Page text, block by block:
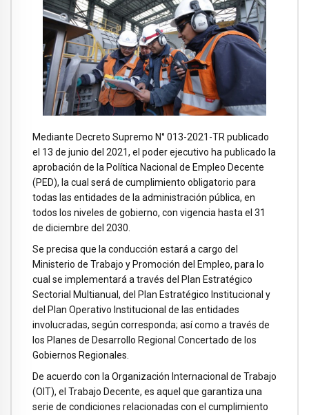
Mediante Decreto Supremo N° 013-2021-TR publicado
el 13 de junio del 2021, el poder ejecutivo ha publicado la
aprobación de la Política Nacional de Empleo Decente
(PED), la cual será de cumplimiento obligatorio para
todas las entidades de la administración pública, en
todos los niveles de gobierno, con vigencia hasta el 31
de diciembre del 2030.
Se precisa que la conducción estará a cargo del
Ministerio de Trabajo y Promoción del Empleo, para lo
cual se implementará a través del Plan Estratégico
Sectorial Multianual, del Plan Estratégico Institucional y
del Plan Operativo Institucional de las entidades
involucradas, según corresponda; así como a través de
los Planes de Desarrollo Regional Concertado de los
Gobiernos Regionales.
De acuerdo con la Organización Internacional de Trabajo
(OIT), el Trabajo Decente, es aquel que garantiza una
serie de condiciones relacionadas con el cumplimiento